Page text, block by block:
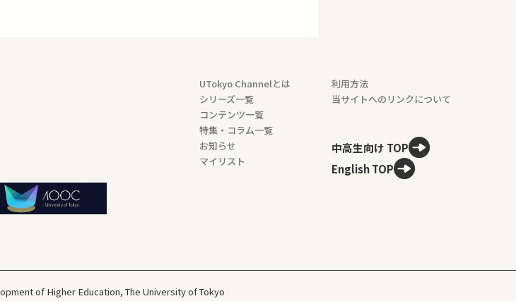
UTokyo Channelとは
シリーズ一覧
コンテンツ一覧
特集・コラム一覧
お知らせ
マイリスト
利用方法
当サイトへのリンクについて
中高生向け TOP
English TOP
of Higher Education, The University of Tokyo